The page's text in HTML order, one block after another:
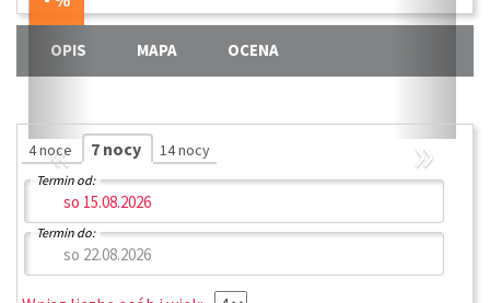
« »
OPIS MAPA OCENA
4 noce 7 nocy 14 nocy
Termin od:
Termin do: